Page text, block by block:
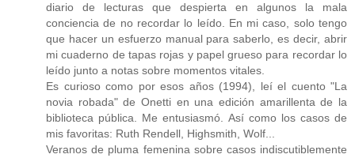
diario de lecturas que despierta en algunos la mala
conciencia de no recordar lo leído. En mi caso, solo tengo
que hacer un esfuerzo manual para saberlo, es decir, abrir
mi cuaderno de tapas rojas y papel grueso para recordar lo
leído junto a notas sobre momentos vitales.
Es curioso como por esos años (1994), leí el cuento "La
novia robada" de Onetti en una edición amarillenta de la
biblioteca pública. Me entusiasmó. Así como los casos de
mis favoritas: Ruth Rendell, Highsmith, Wolf...
Veranos de pluma femenina sobre casos indiscutiblemente